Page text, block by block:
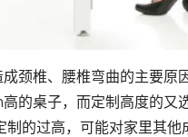
颈椎、腰椎弯曲的主要原
的桌子，而定制高度的又
制的过高，可能对家里其他